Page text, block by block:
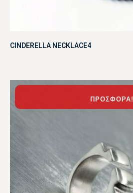
CINDERELLA NECKLACE4
ΠΡΟΣΦΟΡΆ!